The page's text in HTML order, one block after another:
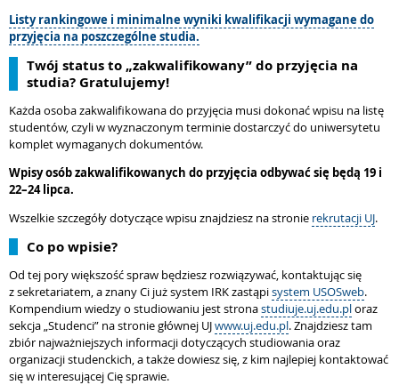
Listy rankingowe i minimalne wyniki kwalifikacji wymagane do
przyjęcia na poszczególne studia.
Twój status to „zakwalifikowany” do przyjęcia na
studia? Gratulujemy!
Każda osoba zakwalifikowana do przyjęcia musi dokonać wpisu na listę
studentów, czyli w wyznaczonym terminie dostarczyć do uniwersytetu
komplet wymaganych dokumentów.
Wpisy osób zakwalifikowanych do przyjęcia odbywać się będą 19 i
22–24 lipca.
Wszelkie szczegóły dotyczące wpisu znajdziesz na stronie rekrutacji UJ.
Co po wpisie?
Od tej pory większość spraw będziesz rozwiązywać, kontaktując się
z sekretariatem, a znany Ci już system IRK zastąpisystem USOSweb.
Kompendium wiedzy o studiowaniu jest stronastudiuje.uj.edu.ploraz
sekcja „Studenci” na stronie głównej UJwww.uj.edu.pl. Znajdziesz tam
zbiór najważniejszych informacji dotyczących studiowania oraz
organizacji studenckich, a także dowiesz się, z kim najlepiej kontaktować
się w interesującej Cię sprawie.